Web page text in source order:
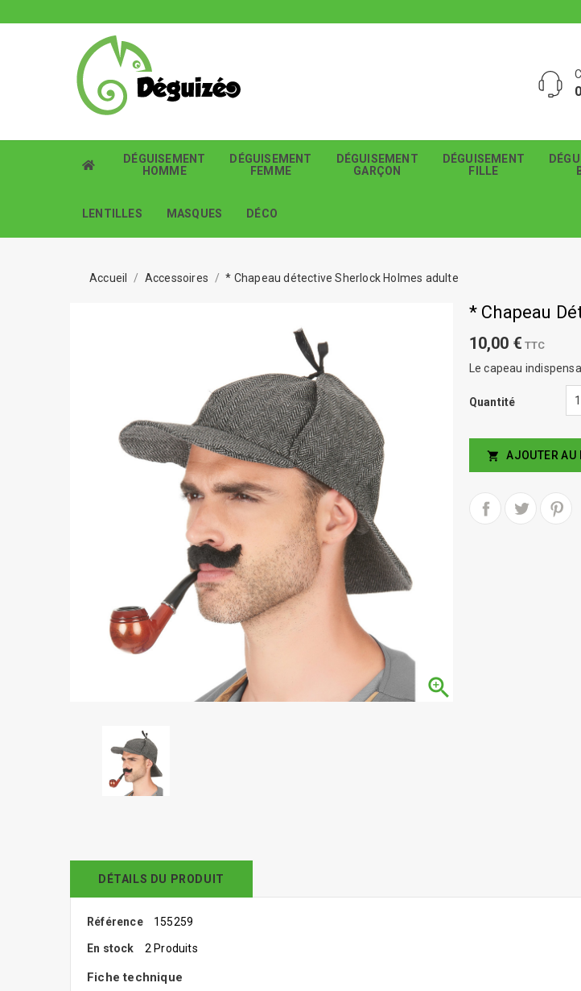
DÉGUISEMENT
HOMME
DÉGUISEMENT
FEMME
DÉGUISEMENT
GARÇON
DÉGUISEMENT
FILLE
LENTILLES MASQUES DÉCO
Accueil Accessoires * Chapeau détective Sherlock Holmes adulte

* Chapeau
10,00 € TTC
Le capeau
Quantité
 AJOUTER AU
DÉTAILS DU PRODUIT
Référence 155259
En stock 2 Produits
Fiche technique